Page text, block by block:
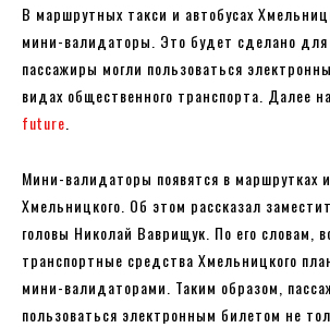
В маршрутных такси и автобусах
мини-валидаторы. Это будет сделано для
пассажиры могли пользоваться
видах общественного транспорта. Далее на
future
Мини-валидаторы появятся в маршрутках
Хмельницкого. Об этом рассказал
головы Николай Ваврищук. По его словам,
транспортные средства Хмельницкого
мини-валидаторами. Таким образом,
пользоваться электронным билетом не